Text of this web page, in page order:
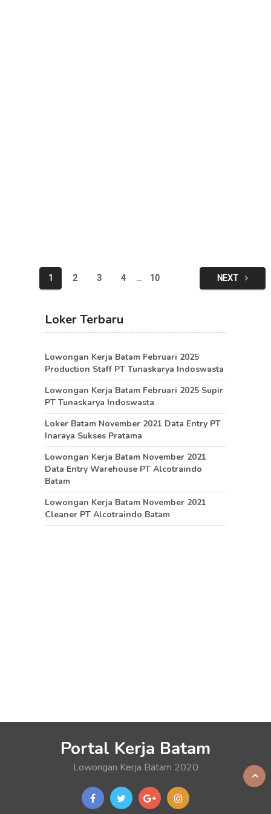
pagination
1 2 3 4 … 10 NEXT
Loker Terbaru
Lowongan Kerja Batam Februari 2025
Production Staff PT Tunaskarya Indoswasta
Lowongan Kerja Batam Februari 2025 Supir
PT Tunaskarya Indoswasta
Loker Batam November 2021 Data Entry PT
Inaraya Sukses Pratama
Lowongan Kerja Batam November 2021
Data Entry Warehouse PT Alcotraindo
Batam
Lowongan Kerja Batam November 2021
Cleaner PT Alcotraindo Batam
Portal Kerja Batam
Lowongan Kerja Batam 2020